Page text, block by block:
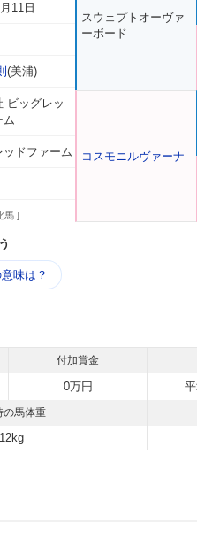
11日
(美浦)
ビッグレッ
ム
ッドファーム
馬 ]
スウェプトオーヴァ
ーボード
コスモニルヴァーナ
味は？
付加賞金
0万円
の馬体重